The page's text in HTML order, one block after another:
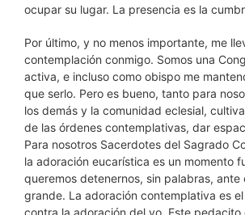
ocupar su lugar. La presencia es la
Por último, y no menos importante, me
contemplación conmigo. Somos una
activa, e incluso como obispo me
que serlo. Pero es bueno, tanto para
los demás y la comunidad eclesial,
de las órdenes contemplativas, dar
Para nosotros Sacerdotes del Sagrado
la adoración eucarística es un momento
queremos detenernos, sin palabras, ante
grande. La adoración contemplativa es
contra la adoración del yo. Este pedacito